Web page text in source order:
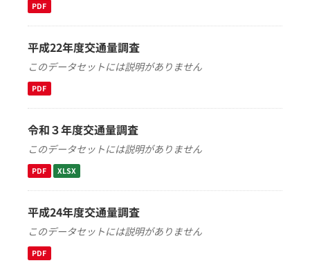
PDF
平成22年度交通量調査
このデータセットには説明がありません
PDF
令和３年度交通量調査
このデータセットには説明がありません
PDF XLSX
平成24年度交通量調査
このデータセットには説明がありません
PDF